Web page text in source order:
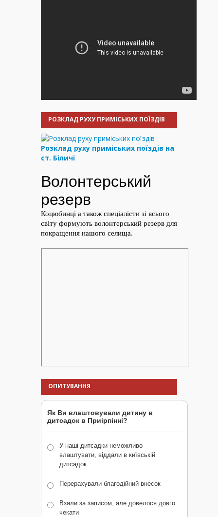
РОЗКЛАД РУХУ ПРИМІСЬКИХ ПОЇЗДІВ
Розклад руху приміських поїздів на
ст. Біличі
ОПИТУВАННЯ
Як Ви влаштовували дитину в
дитсадок в Приірпінні?
У наші дитсадки неможливо
влаштувати, віддали в київській
дитсадок
Перерахували благодійний внесок
Взяли за записом, але довелося довго
чекати